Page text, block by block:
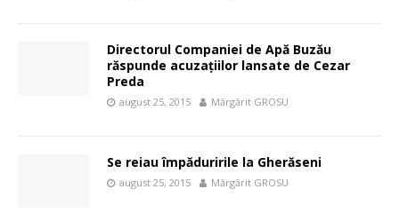
Directorul Companiei de Apă Buzău
răspunde acuzaţiilor lansate de Cezar
Preda
august 25, 2015 Mărgărit GROSU
Se reiau împăduririle la Gherăseni
august 25, 2015 Mărgărit GROSU